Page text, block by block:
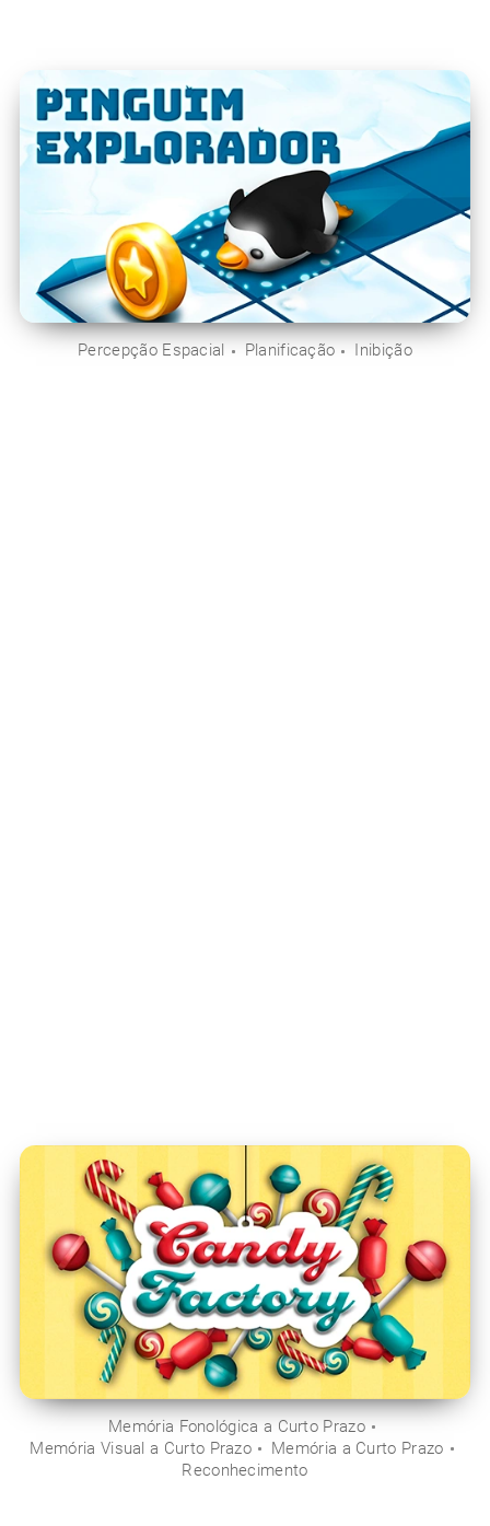
Percepção Espacial Planificação Inibição
Memória Fonológica a Curto Prazo
Memória Visual a Curto Prazo
Memória a Curto Prazo
Reconhecimento